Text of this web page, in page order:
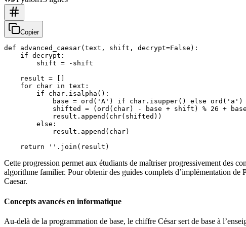
Copier
def advanced_caesar(text, shift, decrypt=False):
    if decrypt:
        shift = -shift
    result = []
    for char in text:
        if char.isalpha():
            base = ord('A') if char.isupper() else ord('a')
            shifted = (ord(char) - base + shift) % 26 + base
            result.append(chr(shifted))
        else:
            result.append(char)
Cette progression permet aux étudiants de maîtriser progressivement des
algorithme familier. Pour obtenir des guides complets d’implémentation
Caesar.
Concepts avancés en informatique
Au-delà de la programmation de base, le chiffre César sert de base à